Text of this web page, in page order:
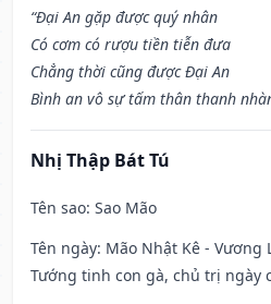
“Đại An gặp được quý nhân
Có cơm có rượu tiền tiễn đưa
Chẳng thời cũng được Đại An
Bình an vô sự tấm thân thanh
Nhị Thập Bát Tú
Tên sao: Sao Mão
Tên ngày: Mão Nhật Kê - Vương
Tướng tinh con gà, chủ trị ngày